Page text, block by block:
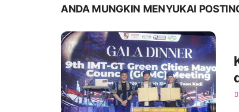
ANDA MUNGKIN MENYUKAI